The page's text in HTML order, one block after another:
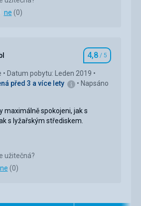
Ochotný a vstřícný personál.
5,0/ 5
5,0/ 5
upravené a dobře vysněžené.
Bezplatná doprava ze
na parkovišti k nástupní stanici
Možnost úschovny lyží u nástupní
ne (0)
Hodnocení
4,8 / 5
Datum pobytu: Leden 2019
před 3 a více lety
Napsáno
maximálně spokojeni, jak s
s lyžařským střediskem.
maximálně spokojeni, jak s
s lyžařským střediskem.
užitečná?
ne (0)